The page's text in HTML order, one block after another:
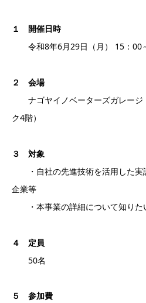
１ 開催日時
令和8年6月29日（月） 15：00
２ 会場
ナゴヤイノベーターズガレージ
ク4階）
３ 対象
・自社の先進技術を活用した実
企業等
・本事業の詳細について知りた
４ 定員
50名
５ 参加費